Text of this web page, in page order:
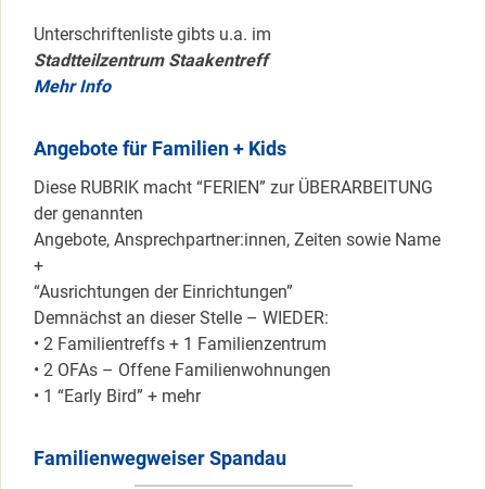
Unterschriftenliste gibts u.a. im
Stadtteilzentrum Staakentreff
Mehr Info
Angebote für Familien + Kids
Diese RUBRIK macht “FERIEN” zur ÜBERARBEITUNG
der genannten
Angebote, Ansprechpartner:innen, Zeiten sowie Name
+
“Ausrichtungen der Einrichtungen”
Demnächst an dieser Stelle – WIEDER:
• 2 Familientreffs + 1 Familienzentrum
• 2 OFAs – Offene Familienwohnungen
• 1 “Early Bird” + mehr
Familienwegweiser Spandau